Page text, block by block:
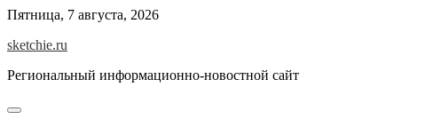
Skip
content
Пятница, 7 августа, 2026
sketchie.ru
Региональный информационно-новостной сайт